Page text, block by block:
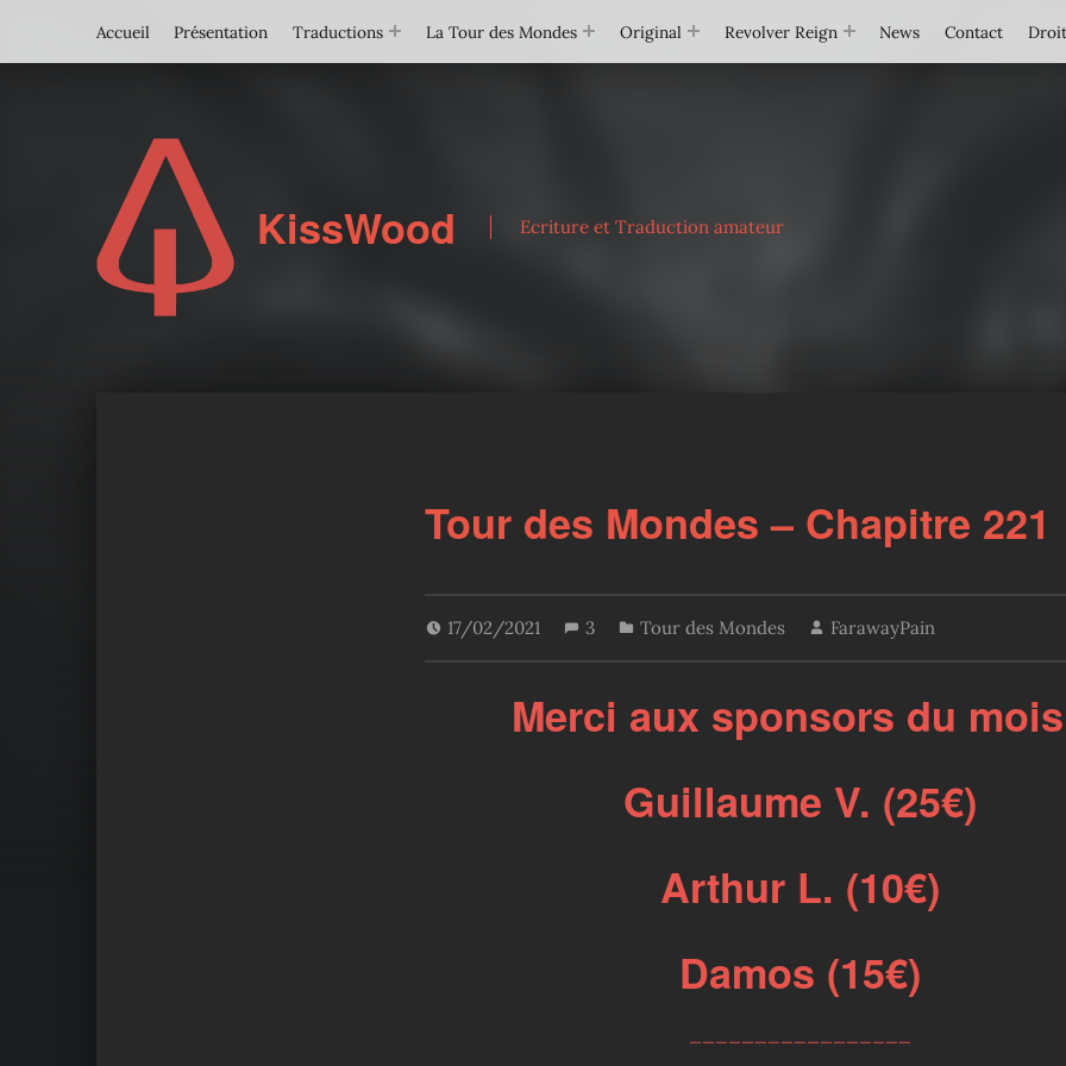
Accueil Présentation Traductions La Tour des Mondes Original Revolver Reign News Contact
KissWood Ecriture et Traduction amateur
Tour des Mondes – Chapitre 221
17/02/2021 3 Tour des Mondes FarawayPain
Merci aux sponsors du
Guillaume V. (25€)
Arthur L. (10€)
Damos (15€)